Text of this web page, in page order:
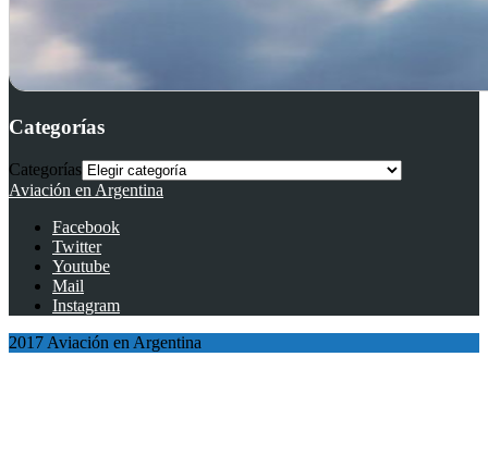
Categorías
Categorías
Aviación en Argentina
Facebook
Twitter
Youtube
Mail
Instagram
2017 Aviación en Argentina